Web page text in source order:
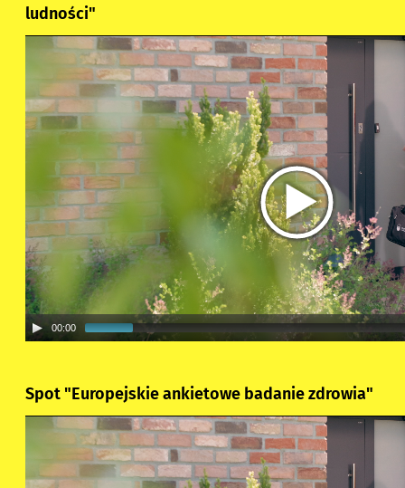
ludności"
00:00
Spot "Europejskie ankietowe badanie zdrowia"